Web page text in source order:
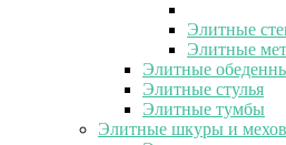
Элитные
Элитные
Элитные
Элитные стулья
Элитные тумбы
Элитные шкуры и